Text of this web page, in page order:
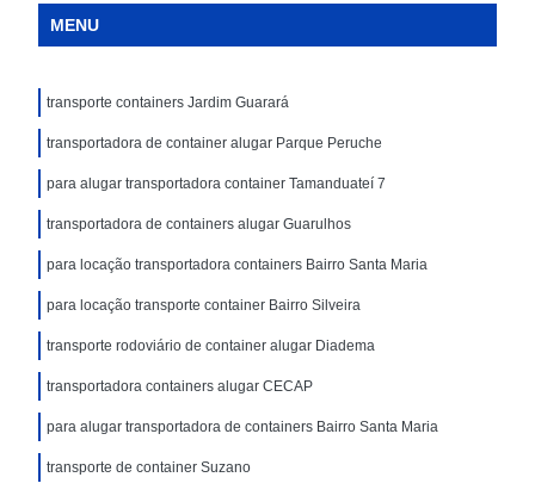
MENU
transporte containers Jardim Guarará
transportadora de container alugar Parque Peruche
para alugar transportadora container Tamanduateí 7
transportadora de containers alugar Guarulhos
para locação transportadora containers Bairro Santa Maria
para locação transporte container Bairro Silveira
transporte rodoviário de container alugar Diadema
transportadora containers alugar CECAP
para alugar transportadora de containers Bairro Santa Maria
transporte de container Suzano